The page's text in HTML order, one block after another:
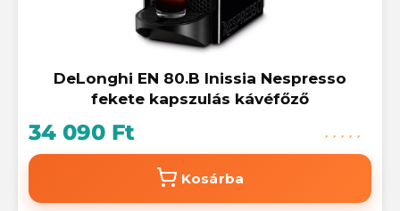
DeLonghi EN 80.B Inissia Nespresso
fekete kapszulás kávéfőző
34 090 Ft
Kosárba